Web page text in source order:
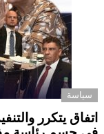
سياسة